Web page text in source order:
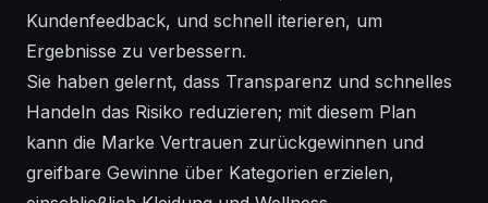
Kundenfeedback, und schnell iterieren, um
Ergebnisse zu verbessern.
Sie haben gelernt, dass Transparenz und schnelles
Handeln das Risiko reduzieren; mit diesem Plan
kann die Marke Vertrauen zurückgewinnen und
greifbare Gewinne über Kategorien erzielen,